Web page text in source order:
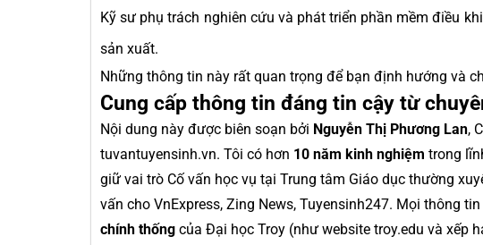
Kỹ sư phụ trách nghiên cứu và phát triển phần mềm điều
sản xuất.
Những thông tin này rất quan trọng để bạn định hướng và
Cung cấp thông tin đáng tin cậy từ
Nội dung này được biên soạn bởi Nguyễn Thị Phương Lan,
tuvantuyensinh.vn. Tôi có hơn 10 năm kinh nghiệm trong
giữ vai trò Cố vấn học vụ tại Trung tâm Giáo dục thường
vấn cho VnExpress, Zing News, Tuyensinh247. Mọi thông
chính thống của Đại học Troy (như website troy.edu và xếp